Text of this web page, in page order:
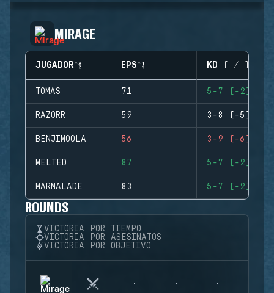
MIRAGE
JUGADOR EPS KD (+/-)
TOMAS 71 5-7 (-2)
RAZORR 59 3-8 (-5)
BENJIMOOLA 56 3-9 (-6)
MELTED 87 5-7 (-2)
MARMALADE 83 5-7 (-2)
ROUNDS
VICTORIA POR TIEMPO
VICTORIA POR ASESINATOS
VICTORIA POR OBJETIVO